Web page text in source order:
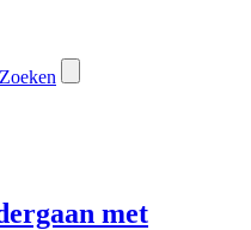
Zoeken
met